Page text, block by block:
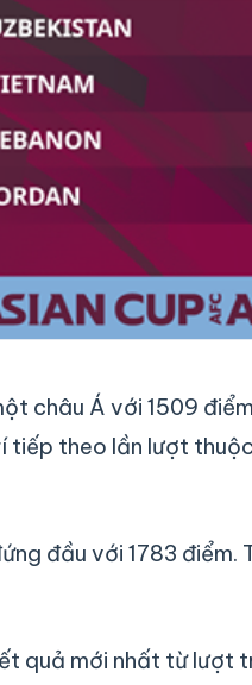
châu Á với 1509
tiếp theo lần lượt
đầu với 1783
quả mới nhất từ lượt